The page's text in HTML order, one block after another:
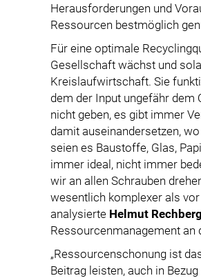
Herausforderungen und
Ressourcen bestmöglich
Für eine optimale
Gesellschaft wächst und
Kreislaufwirtschaft. Sie
dem der Input ungefähr dem
nicht geben, es gibt immer
damit auseinandersetzen,
seien es Baustoffe, Glas,
immer ideal, nicht immer
wir an allen Schrauben
wesentlich komplexer als
analysierte Helmut
Ressourcenmanagement an
„Ressourcenschonung ist
Beitrag leisten, auch in